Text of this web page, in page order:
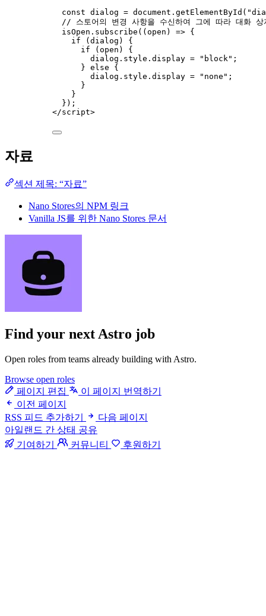
const dialog = document . getElementById ( "
// 스토어의 변경 사항을 수신하여 그에 따라 대화 상
isOpen . subscribe ( ( open ) => {
if ( dialog ) {
if ( open ) {
dialog . style . display = " block" ;
} else {
dialog . style . display = " none " ;
}
}
});
</script>
자료
섹션 제목: “자료”
Nano Stores의 NPM 링크
Vanilla JS를 위한 Nano Stores 문서
Find your next Astro job
Open roles from teams already building with Astro.
Browse open roles
페이지 편집
이 페이지 번역하기
이전 페이지
RSS 피드 추가하기
다음 페이지
아일랜드 간 상태 공유
기여하기
커뮤니티 후원하기